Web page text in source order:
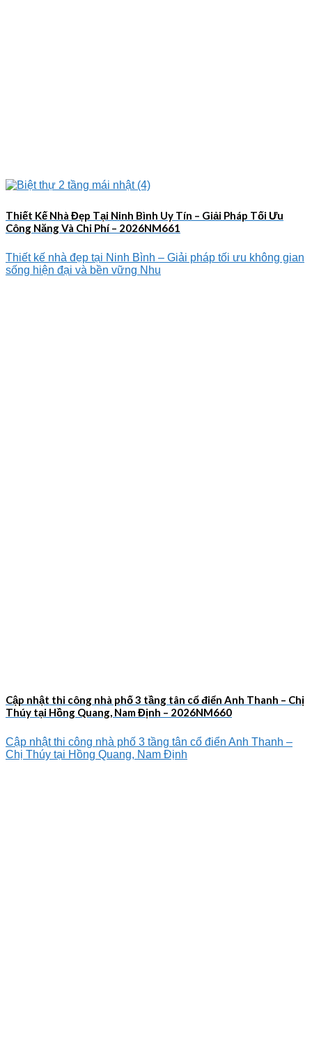
Thiết Kế Nhà Đẹp Tại Ninh Bình Uy Tín – Giải Pháp Tối Ưu
Công Năng Và Chi Phí – 2026NM661
Thiết kế nhà đẹp tại Ninh Bình – Giải pháp tối ưu không gian
sống hiện đại và bền vững Nhu
Cập nhật thi công nhà phố 3 tầng tân cổ điển Anh Thanh – Chị
Thúy tại Hồng Quang, Nam Định – 2026NM660
Cập nhật thi công nhà phố 3 tầng tân cổ điển Anh Thanh –
Chị Thúy tại Hồng Quang, Nam Định